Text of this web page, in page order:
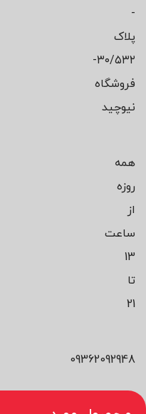
-
پلاک
۳۰/۵۳۲-
فروشگاه
نیوچید
همه
روزه
از
ساعت
13
تا
21
09362092948